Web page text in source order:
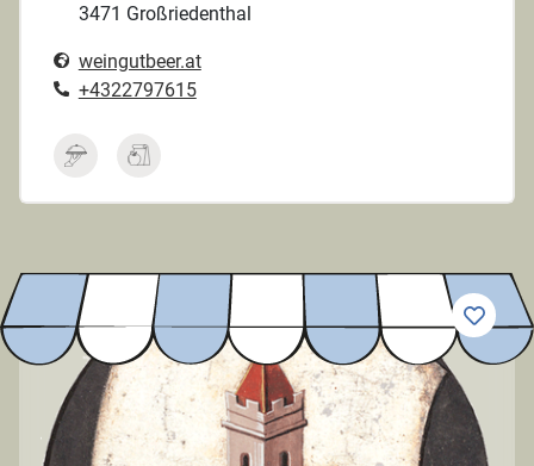
3471 Großriedenthal
weingutbeer.at
+4322797615